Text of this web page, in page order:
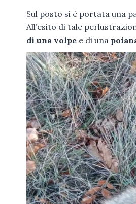
Sul posto si è portata una
All’esito di tale
di una volpe e di una